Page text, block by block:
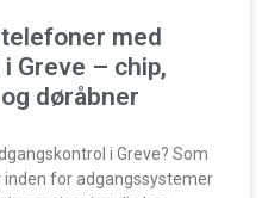
med
Greve – chip,
døråbner
i Greve? Som
for adgangssystemer